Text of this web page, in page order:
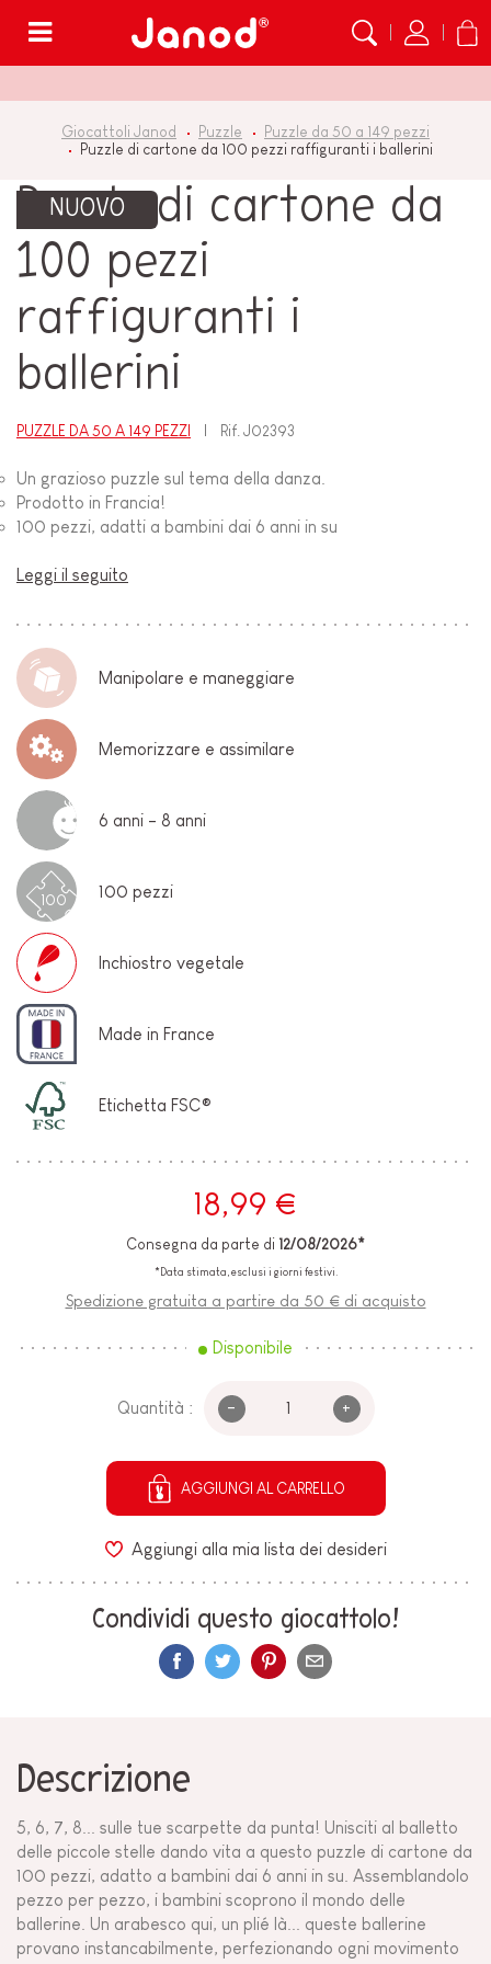
Giocattoli Janod Puzzle
Puzzle da 50 a 149 pezzi
Puzzle di cartone da 100 pezzi raffiguranti i ballerini
NUOVO
Puzzle di cartone da
100 pezzi
raffiguranti i
ballerini
PUZZLE DA 50 A 149 PEZZI Rif.J02393
Un grazioso puzzle sul tema della danza.
Prodotto in Francia!
100 pezzi, adatti a bambini dai 6 anni in su
Leggi il seguito
Manipolare e maneggiare
Memorizzare e assimilare
6 anni - 8 anni
100 100 pezzi
Inchiostro vegetale
Made in France
Etichetta FSC®
18,99 €
Consegna da parte di 12/08/2026*
*Data stimata, esclusi i giorni festivi.
Spedizione gratuita a partire da 50 € di acquisto
Disponibile
Quantità : - +
AGGIUNGI AL CARRELLO
Aggiungi alla mia lista dei desideri
Condividi questo giocattolo!
Descrizione
5, 6, 7, 8... sulle tue scarpette da punta! Unisciti al balletto
delle piccole stelle dando vita a questo puzzle di cartone da
100 pezzi, adatto a bambini dai 6 anni in su. Assemblandolo
pezzo per pezzo, i bambini scoprono il mondo delle
ballerine. Un arabesco qui, un plié là... queste ballerine
provano instancabilmente, perfezionando ogni movimento